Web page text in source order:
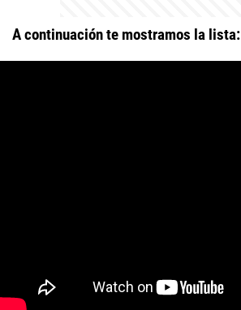
A continuación te mostramos la lista: